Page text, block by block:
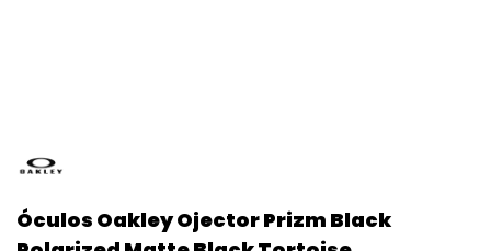
Óculos Oakley Ojector Prizm Black